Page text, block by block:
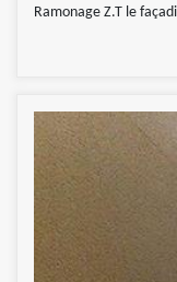
Ramonage Z.T le